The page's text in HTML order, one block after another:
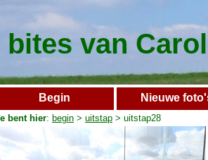
bites van
Begin Nieuwe
bent hier: begin > uitstap > uitstap28